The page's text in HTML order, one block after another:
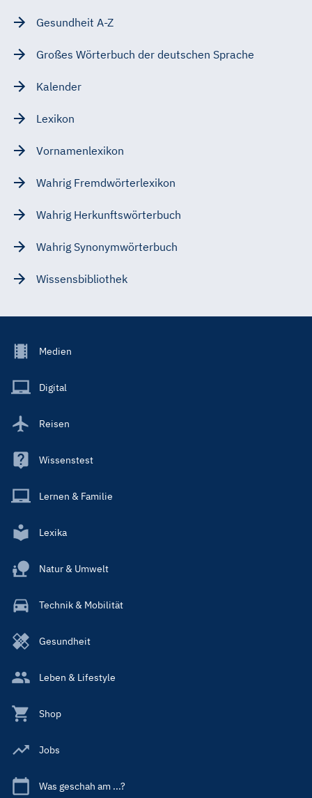
Gesundheit A-Z
Großes Wörterbuch der deutschen Sprache
Kalender
Lexikon
Vornamenlexikon
Wahrig Fremdwörterlexikon
Wahrig Herkunftswörterbuch
Wahrig Synonymwörterbuch
Wissensbibliothek
Footer
Main
Medien
Digital
Reisen
Wissenstest
Lernen & Familie
Lexika
Natur & Umwelt
Technik & Mobilität
Gesundheit
Leben & Lifestyle
Shop
Jobs
Was geschah am ...?